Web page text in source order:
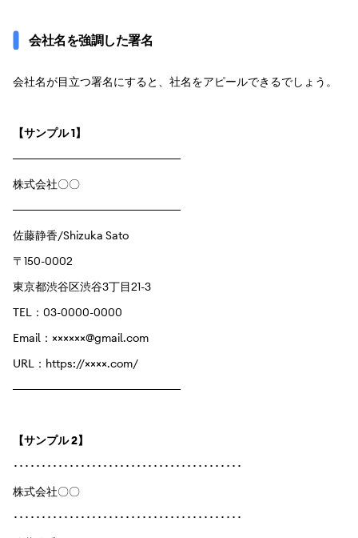
会社名を強調した署名
会社名が目立つ署名にすると、社名をアピールできるでしょう。
【サンプル 1】
─────────────────────
株式会社〇〇
─────────────────────
佐藤静香/Shizuka Sato
〒150-0002
東京都渋谷区渋谷3丁目21-3
TEL：03-0000-0000
Email：××××××@gmail.com
URL：https://××××.com/
─────────────────────
【サンプル 2】
･････････････････････････････････････････
株式会社〇〇
･････････････････････････････････････････